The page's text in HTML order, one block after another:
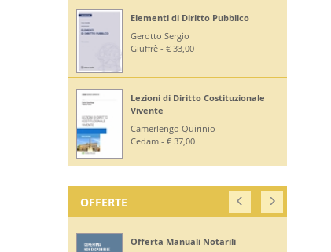
Elementi di Diritto Pubblico
Gerotto Sergio
Giuffrè - € 33,00
Lezioni di Diritto Costituzionale
Vivente
Camerlengo Quirinio
Cedam - € 37,00
OFFERTE
Offerta Manuali Notarili